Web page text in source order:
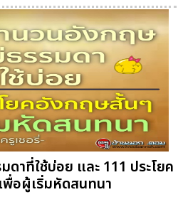
ดาที่ใช้บ่อย และ 111 ประโยค
อผู้เริ่มหัดสนทนา